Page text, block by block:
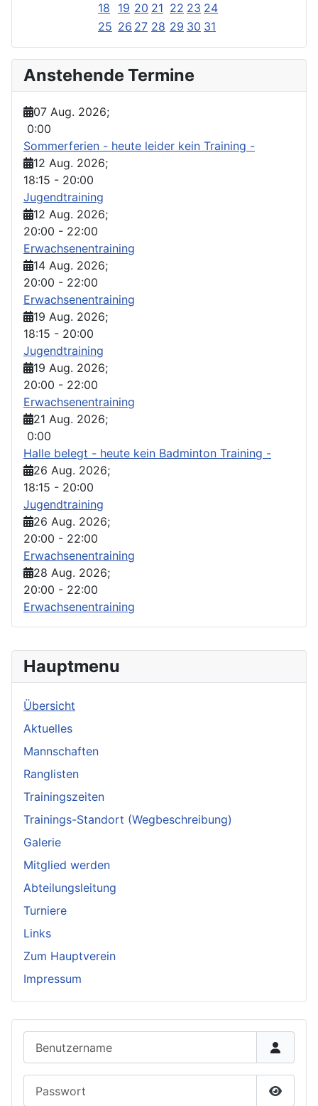
Hauptmenu
Übersicht
Aktuelles
Mannschaften
Ranglisten
Trainingszeiten
Trainings-Standort (Wegbeschreibung)
Galerie
Mitglied werden
Abteilungsleitung
Turniere
Links
Zum Hauptverein
Impressum
18
19 20 21 22 23 24
25 26 27 28 29 30 31
Anstehende Termine
07 Aug. 2026;
0:00
Sommerferien - heute leider kein Training -
12 Aug. 2026;
18:15 - 20:00
Jugendtraining
12 Aug. 2026;
20:00 - 22:00
Erwachsenentraining
14 Aug. 2026;
20:00 - 22:00
Erwachsenentraining
19 Aug. 2026;
18:15 - 20:00
Jugendtraining
19 Aug. 2026;
20:00 - 22:00
Erwachsenentraining
21 Aug. 2026;
0:00
Halle belegt - heute kein Badminton Training -
26 Aug. 2026;
18:15 - 20:00
Jugendtraining
26 Aug. 2026;
20:00 - 22:00
Erwachsenentraining
28 Aug. 2026;
20:00 - 22:00
Erwachsenentraining